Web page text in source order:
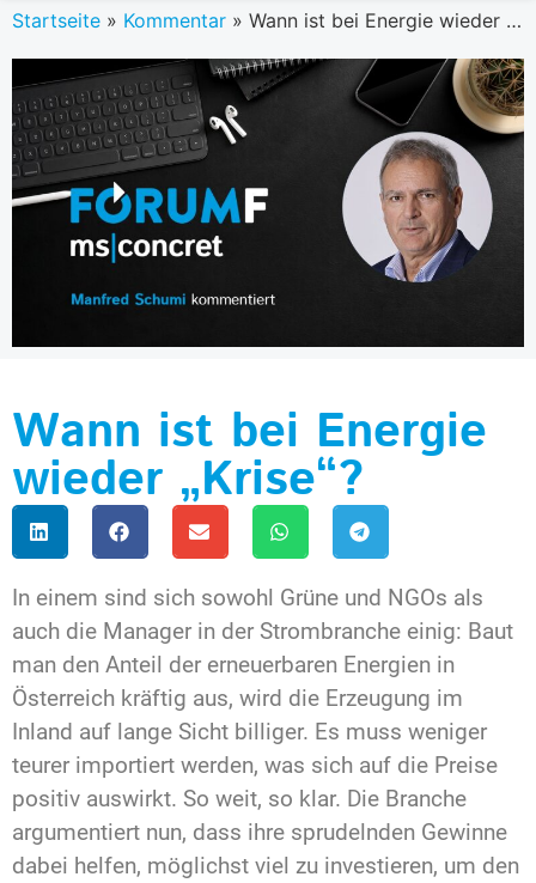
Startseite » Kommentar » Wann ist bei Energie wieder „Krise“?
Wann ist bei Energie
wieder „Krise“?
In einem sind sich sowohl Grüne und NGOs als
auch die Manager in der Strombranche einig: Baut
man den Anteil der erneuerbaren Energien in
Österreich kräftig aus, wird die Erzeugung im
Inland auf lange Sicht billiger. Es muss weniger
teurer importiert werden, was sich auf die Preise
positiv auswirkt. So weit, so klar. Die Branche
argumentiert nun, dass ihre sprudelnden Gewinne
dabei helfen, möglichst viel zu investieren, um den